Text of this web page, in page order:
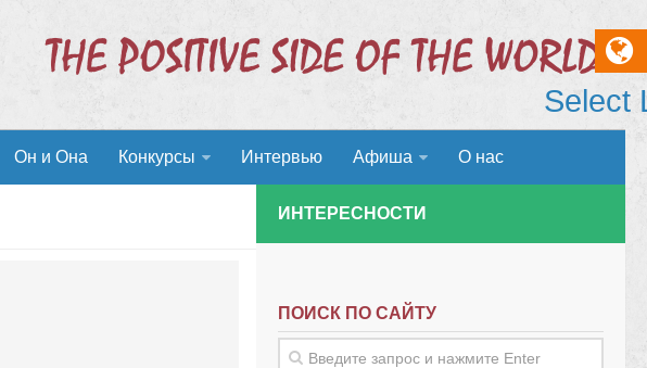
Он и Она Конкурсы Интервью Афиша О нас
ИНТЕРЕСНОСТИ
ПОИСК ПО САЙТУ
Select